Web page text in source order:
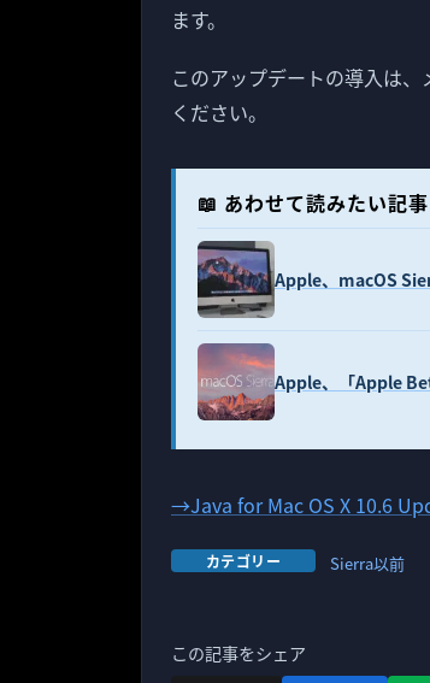
ます。
このアップデートの導入は
ください。
📖 あわせて読みたい記事
Apple、macOS
Apple、「Apple
→Java for Mac OS X 10.6
カテゴリー Sierra以前
この記事をシェア